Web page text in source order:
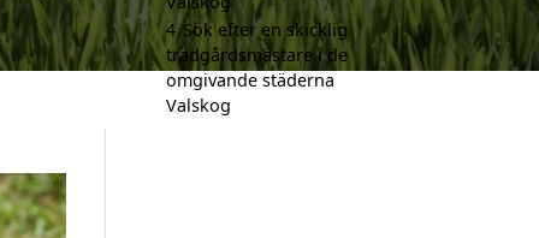
4 Sök efter en skicklig
trädgårdsmästare i de
omgivande städerna
Valskog